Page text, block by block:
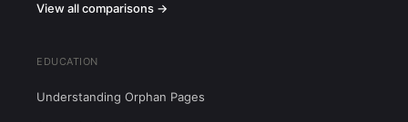
View all comparisons →
EDUCATION
Understanding Orphan Pages